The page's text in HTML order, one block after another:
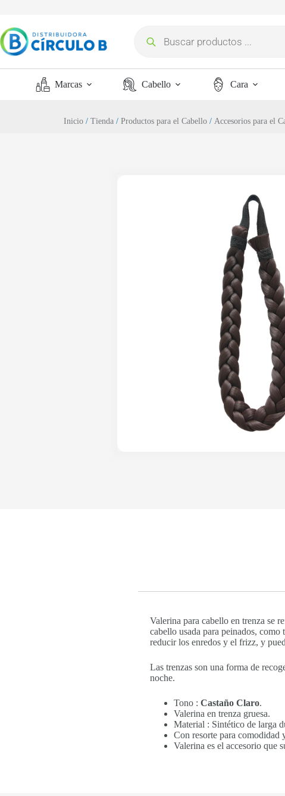
Marcas Cabello Cara
Inicio /Tienda /Productos para el Cabello /Accesorios para el
Valerina para cabello en trenza se
cabello usada para peinados,
reducir los enredos y el frizz, y
Las trenzas son una forma de
noche.
Tono : Castaño Claro.
Valerina en trenza gruesa.
Material : Sintético de larga
Con resorte para comodidad
Valerina es el accesorio que